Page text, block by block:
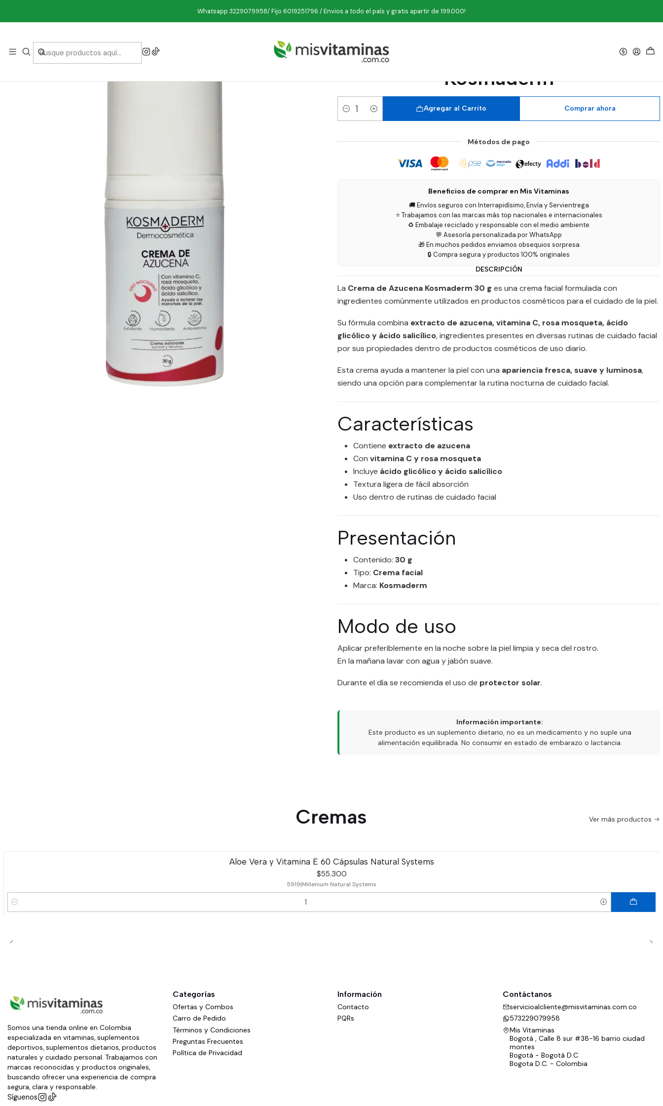
Whatsapp 3229079958/ Fijo 6019251796 / Envios a todo el país y gratis apartir de 199.000!
Inicio Belleza Cremas Crema de Azucena 30 g Kosmaderm
Crema de Azucena 30 g
Kosmaderm
Cantidad
Agregar al Carrito Comprar ahora
Métodos de pago
Beneficios de comprar en Mis Vitaminas
🚚 Envíos seguros con Interrapidísimo, Envía y Servientrega
⭐ Trabajamos con las marcas más top nacionales e internacionales
♻️ Embalaje reciclado y responsable con el medio ambiente
💬 Asesoría personalizada por WhatsApp
🎁 En muchos pedidos enviamos obsequios sorpresa
🔒 Compra segura y productos 100% originales
DESCRIPCIÓN
La Crema de Azucena Kosmaderm 30 g es una crema facial formulada con
ingredientes comúnmente utilizados en productos cosméticos para el cuidado de la piel.
Su fórmula combina extracto de azucena, vitamina C, rosa mosqueta, ácido
glicólico y ácido salicílico, ingredientes presentes en diversas rutinas de cuidado facial
por sus propiedades dentro de productos cosméticos de uso diario.
Esta crema ayuda a mantener la piel con una apariencia fresca, suave y luminosa,
siendo una opción para complementar la rutina nocturna de cuidado facial.
Características
Contiene extracto de azucena
Con vitamina C y rosa mosqueta
Incluye ácido glicólico y ácido salicílico
Textura ligera de fácil absorción
Uso dentro de rutinas de cuidado facial
Presentación
Contenido: 30 g
Tipo: Crema facial
Marca: Kosmaderm
Modo de uso
Aplicar preferiblemente en la noche sobre la piel limpia y seca del rostro.
En la mañana lavar con agua y jabón suave.
Durante el día se recomienda el uso de protector solar.
Información importante:
Este producto es un suplemento dietario, no es un medicamento y no suple una
alimentación equilibrada. No consumir en estado de embarazo o lactancia.
Cremas Ver más productos
Aloe Vera y Vitamina E 60 Cápsulas Natural Systems
$55.300
5919|Millenium Natural Systems
Cantidad
Somos una tienda online en Colombia
especializada en vitaminas, suplementos
deportivos, suplementos dietarios, productos
naturales y cuidado personal. Trabajamos con
marcas reconocidas y productos originales,
buscando ofrecer una experiencia de compra
segura, clara y responsable.
Síguenos
Categorías
Ofertas y Combos
Carro de Pedido
Términos y Condiciones
Preguntas Frecuentes
Política de Privacidad
Información
Contacto
PQRs
Contáctanos
servicioalcliente@misvitaminas.com.co
573229079958
Mis Vitaminas
Bogotá , Calle 8 sur #38-16 barrio ciudad
montes
Bogotá - Bogotá D.C.
Bogota D.C. - Colombia